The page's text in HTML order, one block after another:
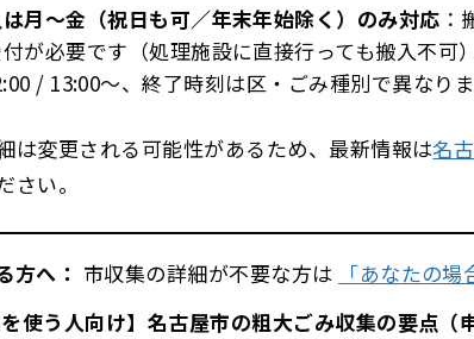
月〜金（祝日も可／年末年始除く）のみ対応
が必要です（処理施設に直接行っても搬入不可
/ 13:00〜、終了時刻は区・ごみ種別で異なり
は変更される可能性があるため、最新情報は名
さい。
方へ： 市収集の詳細が不要な方は
「あなたの
を使う人向け】名古屋市の粗大ごみ収集の要点（